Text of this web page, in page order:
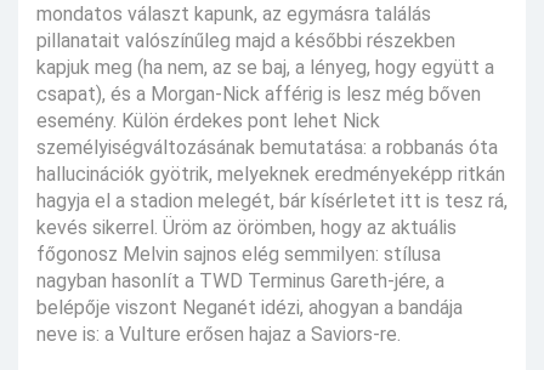
mondatos választ kapunk, az egymásra találás
pillanatait valószínűleg majd a későbbi részekben
kapjuk meg (ha nem, az se baj, a lényeg, hogy együtt a
csapat), és a Morgan-Nick afférig is lesz még bőven
esemény. Külön érdekes pont lehet Nick
személyiségváltozásának bemutatása: a robbanás óta
hallucinációk gyötrik, melyeknek eredményeképp ritkán
hagyja el a stadion melegét, bár kísérletet itt is tesz rá,
kevés sikerrel. Üröm az örömben, hogy az aktuális
főgonosz Melvin sajnos elég semmilyen: stílusa
nagyban hasonlít a TWD Terminus Gareth-jére, a
belépője viszont Neganét idézi, ahogyan a bandája
neve is: a Vulture erősen hajaz a Saviors-re.